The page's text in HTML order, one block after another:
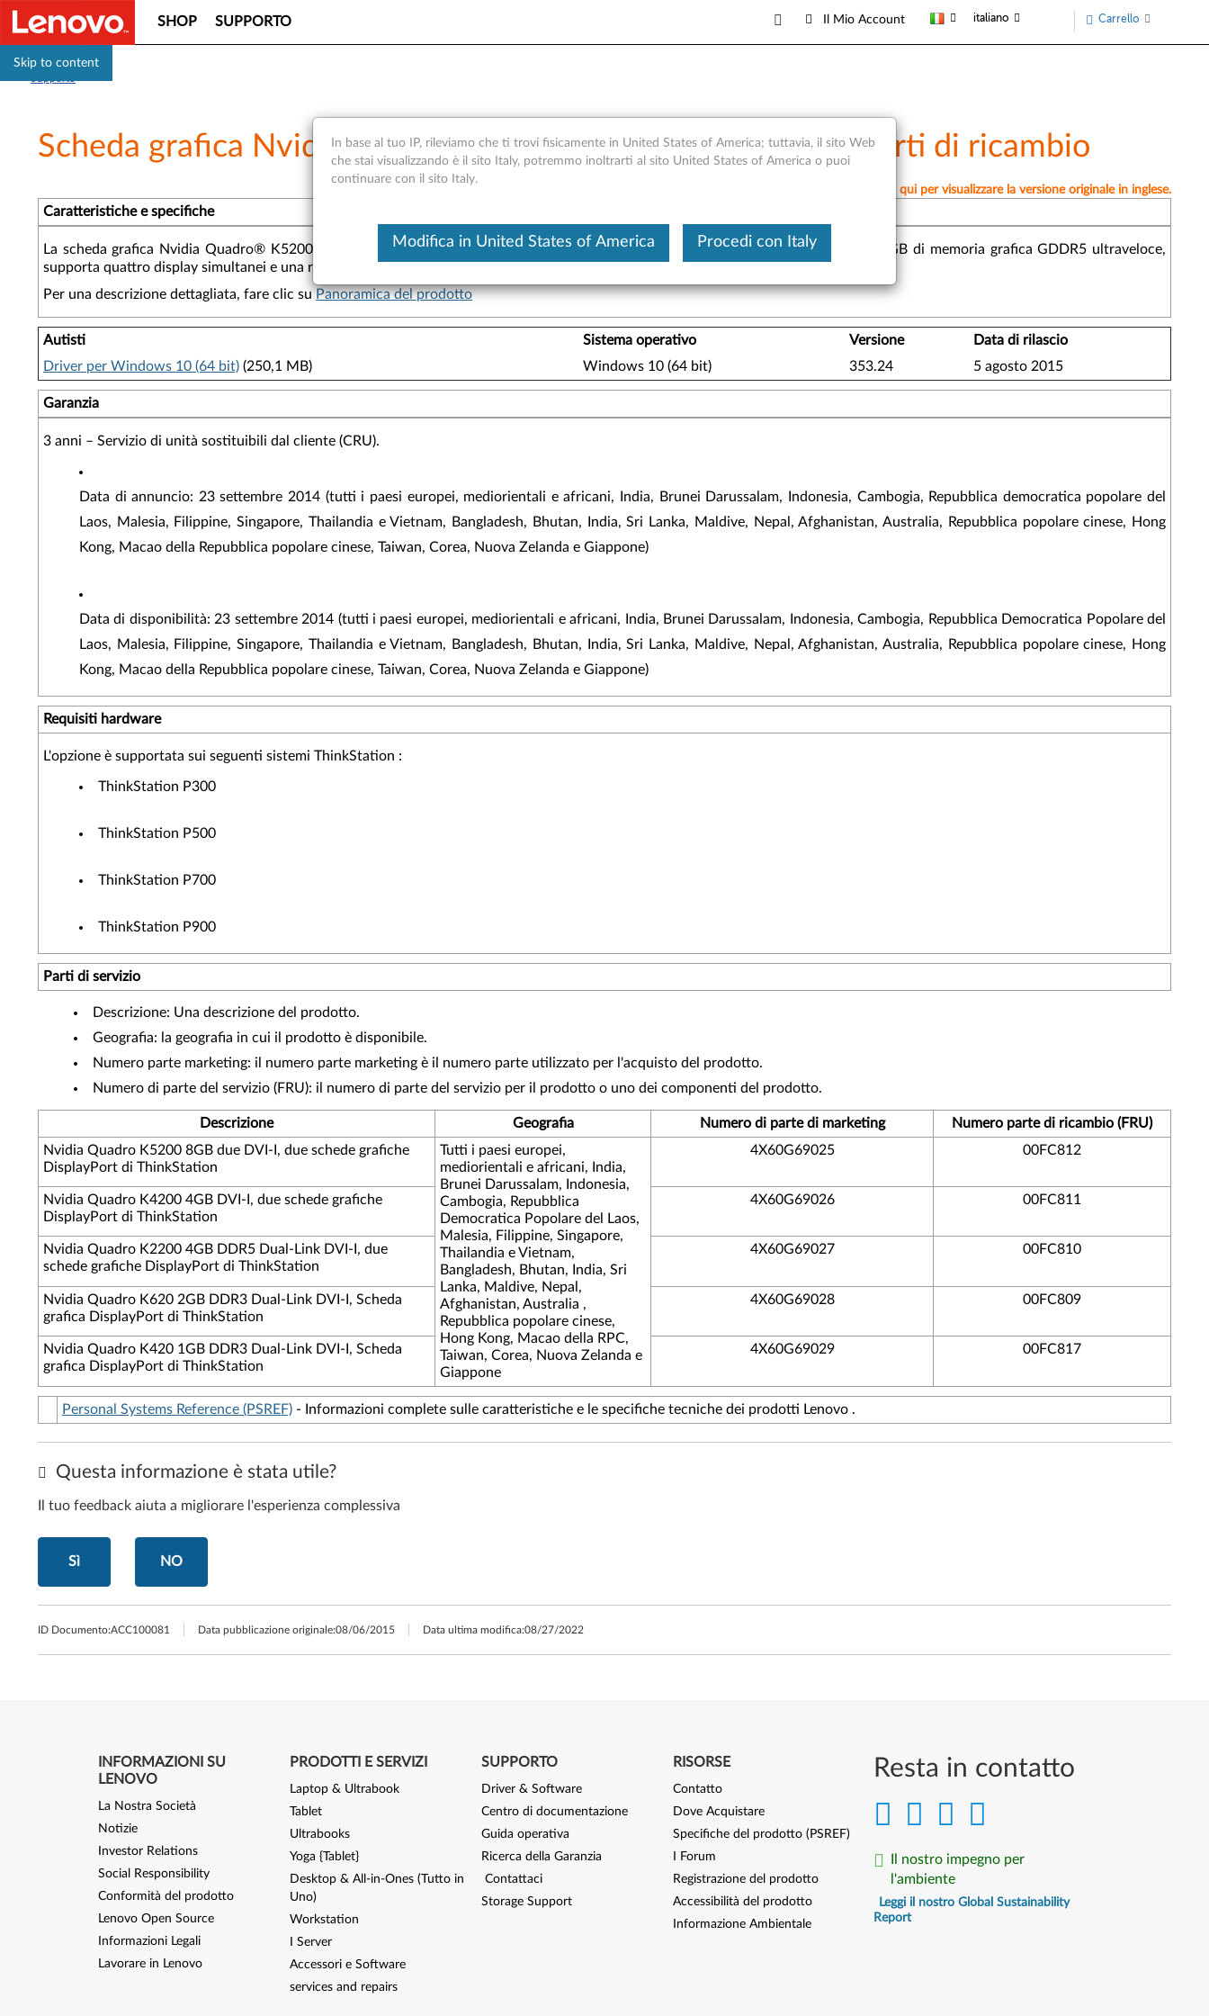
Skip to content
SHOP SUPPORTO Il Mio Account italiano Carrello
Scheda grafica Nvidia Quadro DisplayPort - Panoramica e parti di ricambio
Questo è un articolo tradotto automaticamente, fai clic qui per visualizzare la versione originale in inglese.
Caratteristiche e specifiche
La scheda grafica Nvidia Quadro® K5200 8GB DVI-I, due DisplayPort di ThinkStation si basa sull'architettura Nvidia Kepler, con 8GB di memoria grafica GDDR5 ultraveloce,
supporta quattro display simultanei e una risoluzione fino a 4K con VESA® DisplayPort 1.2.
Per una descrizione dettagliata, fare clic suPanoramica del prodotto
Autisti Sistema operativo Versione
Data di rilascio
Driver per Windows 10 (64 bit) (250,1 MB) Windows 10 (64 bit) 353.24 5 agosto 2015
Garanzia
3 anni – Servizio di unità sostituibili dal cliente (CRU).
Data di annuncio: 23 settembre 2014 (tutti i paesi europei, mediorientali e africani, India, Brunei Darussalam, Indonesia, Cambogia, Repubblica democratica popolare del
Laos, Malesia, Filippine, Singapore, Thailandia e Vietnam, Bangladesh, Bhutan, India, Sri Lanka, Maldive, Nepal, Afghanistan, Australia, Repubblica popolare cinese, Hong
Kong, Macao della Repubblica popolare cinese, Taiwan, Corea, Nuova Zelanda e Giappone)
Data di disponibilità: 23 settembre 2014 (tutti i paesi europei, mediorientali e africani, India, Brunei Darussalam, Indonesia, Cambogia, Repubblica Democratica Popolare del
Laos, Malesia, Filippine, Singapore, Thailandia e Vietnam, Bangladesh, Bhutan, India, Sri Lanka, Maldive, Nepal, Afghanistan, Australia, Repubblica popolare cinese, Hong
Kong, Macao della Repubblica popolare cinese, Taiwan, Corea, Nuova Zelanda e Giappone)
Requisiti hardware
L'opzione è supportata sui seguenti sistemi ThinkStation :
ThinkStation P300
ThinkStation P500
ThinkStation P700
ThinkStation P900
Parti di servizio
Descrizione: Una descrizione del prodotto.
Geografia: la geografia in cui il prodotto è disponibile.
Numero parte marketing: il numero parte marketing è il numero parte utilizzato per l'acquisto del prodotto.
Numero di parte del servizio (FRU): il numero di parte del servizio per il prodotto o uno dei componenti del prodotto.
Descrizione Geografia Numero di parte di marketing
Numero parte di ricambio (FRU)
Nvidia Quadro K5200 8GB due DVI-I, due schede grafiche
DisplayPort di ThinkStation
Tutti i paesi europei,
mediorientali e africani, India,
Brunei Darussalam, Indonesia,
Cambogia, Repubblica
Democratica Popolare del Laos,
Malesia, Filippine, Singapore,
Thailandia e Vietnam,
Bangladesh, Bhutan, India, Sri
Lanka, Maldive, Nepal,
Afghanistan, Australia ,
Repubblica popolare cinese,
Hong Kong, Macao della RPC,
Taiwan, Corea, Nuova Zelanda e
Giappone
4X60G69025 00FC812
Nvidia Quadro K4200 4GB DVI-I, due schede grafiche
DisplayPort di ThinkStation
4X60G69026 00FC811
Nvidia Quadro K2200 4GB DDR5 Dual-Link DVI-I, due
schede grafiche DisplayPort di ThinkStation
4X60G69027 00FC810
Nvidia Quadro K620 2GB DDR3 Dual-Link DVI-I, Scheda
grafica DisplayPort di ThinkStation
4X60G69028 00FC809
Nvidia Quadro K420 1GB DDR3 Dual-Link DVI-I, Scheda
grafica DisplayPort di ThinkStation
4X60G69029 00FC817
Personal Systems Reference (PSREF) - Informazioni complete sulle caratteristiche e le specifiche tecniche dei prodotti Lenovo .
Questa informazione è stata utile?
Il tuo feedback aiuta a migliorare l'esperienza complessiva
Sì NO
ID Documento:ACC100081 Data pubblicazione originale:08/06/2015 Data ultima modifica:08/27/2022
Resta in contatto
Il nostro impegno per
l'ambiente
Leggi il nostro Global Sustainability
Report
In base al tuo IP, rileviamo che ti trovi fisicamente in United States of America; tuttavia, il sito Web
che stai visualizzando è il sito Italy, potremmo inoltrarti al sito United States of America o puoi
continuare con il sito Italy.
Modifica in United States of America Procedi con Italy
INFORMAZIONI SU
LENOVO
La Nostra Società
Notizie
Investor Relations
Social Responsibility
Conformità del prodotto
Lenovo Open Source
Informazioni Legali
Lavorare in Lenovo
PRODOTTI E SERVIZI
Laptop & Ultrabook
Tablet
Ultrabooks
Yoga {Tablet}
Desktop & All-in-Ones (Tutto in
Uno)
Workstation
I Server
Accessori e Software
services and repairs
SUPPORTO
Driver & Software
Centro di documentazione
Guida operativa
Ricerca della Garanzia
Contattaci
Storage Support
RISORSE
Contatto
Dove Acquistare
Specifiche del prodotto (PSREF)
I Forum
Registrazione del prodotto
Accessibilità del prodotto
Informazione Ambientale